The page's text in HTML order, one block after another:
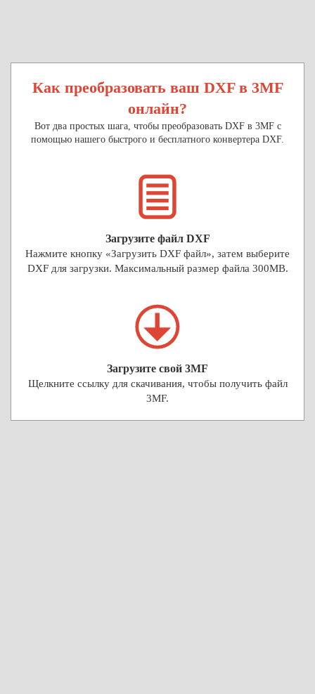
Как преобразовать ваш DXF в 3MF
онлайн?
Вот два простых шага, чтобы преобразовать DXF в 3MF с
помощью нашего быстрого и бесплатного конвертера DXF.
Загрузите файл DXF
Нажмите кнопку «Загрузить DXF файл», затем выберите
DXF для загрузки. Максимальный размер файла 300MB.
Загрузите свой 3MF
Щелкните ссылку для скачивания, чтобы получить файл
3MF.